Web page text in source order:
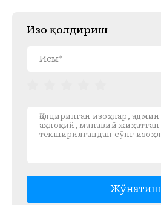
Изоҳ қолдириш
Жўнатиш